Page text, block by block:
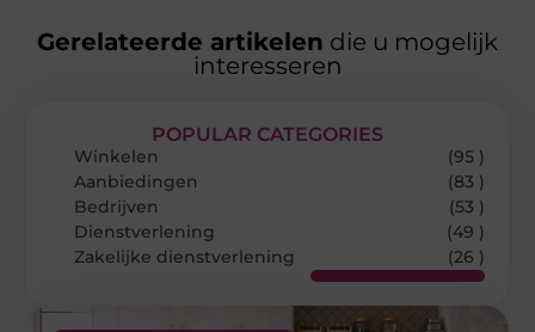
Gerelateerde artikelen die u mogelijk
interesseren
POPULAR CATEGORIES
Winkelen
(95 )
Aanbiedingen
(83 )
Bedrijven
(53 )
Dienstverlening
(49 )
Zakelijke dienstverlening
(26 )